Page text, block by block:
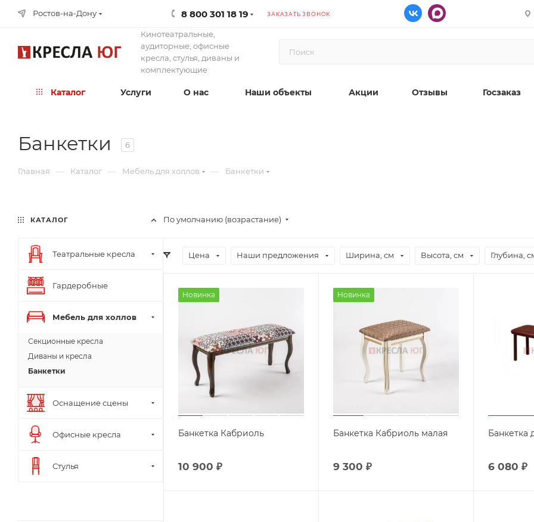
Ростов-на-Дону 8 800 301 18 19 ЗАКАЗАТЬ ЗВОНОК
Кинотеатральные,
аудиторные, офисные
кресла, стулья, диваны и
комплектующие
Каталог Услуги О нас Наши объекты Акции Отзывы Госзаказ
Банкетки 6
Главная — Каталог — Мебель для холлов — Банкетки
По умолчанию (возрастание)
Цена Наши предложения Ширина, см Высота, см Глубина,
Новинка
Банкетка Кабриоль
10 900 ₽
Новинка
Банкетка Кабриоль малая
9 300 ₽
Банкетка
6 080 ₽
КАТАЛОГ
Театральные кресла
Гардеробные
Мебель для холлов
Секционные кресла
Диваны и кресла
Банкетки
Оснащение сцены
Офисные кресла
Стулья